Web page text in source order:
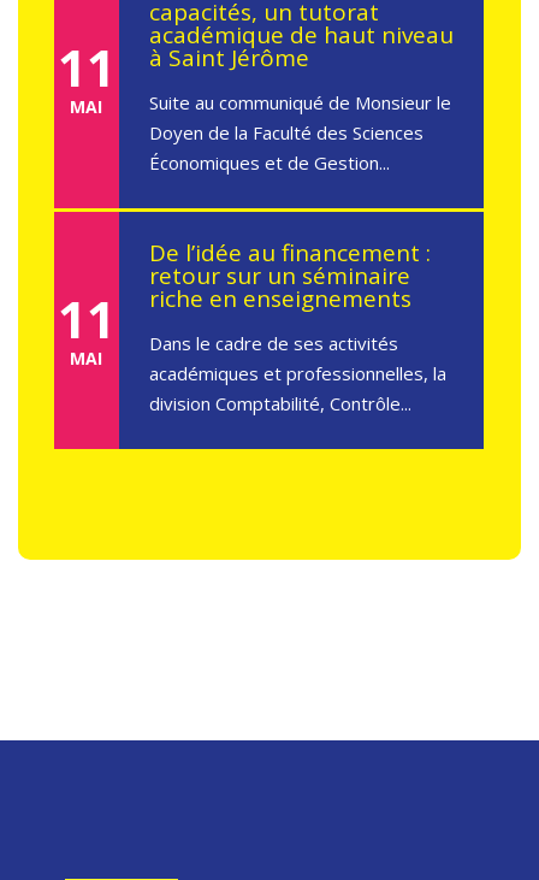
11
MAI
capacités, un tutorat
académique de haut niveau
à Saint Jérôme
Suite au communiqué de Monsieur le
Doyen de la Faculté des Sciences
Économiques et de Gestion...
11
MAI
De l’idée au financement :
retour sur un séminaire
riche en enseignements
Dans le cadre de ses activités
académiques et professionnelles, la
division Comptabilité, Contrôle...
11 22 avril 2026 à Saint Jérôme